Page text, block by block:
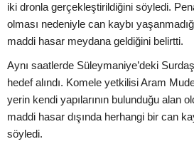
iki dronla gerçekleştirildiğini söyledi.
olması nedeniyle can kaybı
maddi hasar meydana geldiğini belirtti.
Aynı saatlerde Süleymaniye’deki
hedef alındı. Komele yetkilisi Aram
yerin kendi yapılarının bulunduğu alan
maddi hasar dışında herhangi bir can
söyledi.